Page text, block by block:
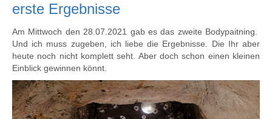
erste Ergebnisse
Am Mittwoch den 28.07.2021 gab es das zweite Bodypaitning.
Und ich muss zugeben, ich liebe die Ergebnisse. Die Ihr aber
heute noch nicht komplett seht. Aber doch schon einen kleinen
Einblick gewinnen könnt.